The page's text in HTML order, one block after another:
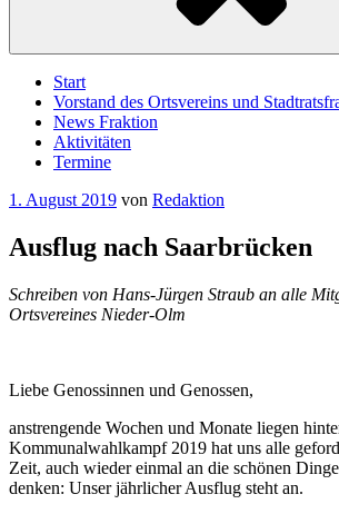
Start
Vorstand des Ortsvereins und
News Fraktion
Aktivitäten
Termine
Veröffentlicht
1. August 2019 von Redaktion
Ausflug nach Saarbrücken
Schreiben von Hans-Jürgen Straub an alle
Ortsvereines Nieder-Olm
Liebe Genossinnen und Genossen,
anstrengende Wochen und Monate liegen
Kommunalwahlkampf 2019 hat uns alle
Zeit, auch wieder einmal an die schönen
denken: Unser jährlicher Ausflug steht an.